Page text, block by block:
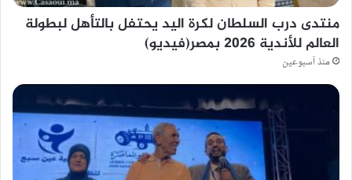
منتدى درب السلطان لكرة اليد يحتفل بالتأهل لبطولة
العالم للأندية 2026 بمصر(فيديو)
منذ أسبوعين